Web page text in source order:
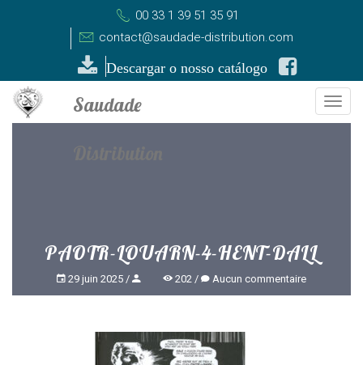
00 33 1 39 51 35 91
contact@saudade-distribution.com
Descargar o nosso catálogo
PAOTR-LOUARN-4-HENT-DALL
29 juin 2025 202 Aucun commentaire